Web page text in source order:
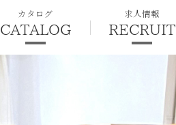
カタログ
CATALOG
求人情報
RECRUIT